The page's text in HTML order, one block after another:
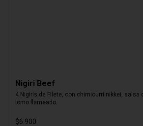
Nigiri Beef
4 Nigiris de Filete, con chimicurri nikkei, salsa
lomo flameado.
$6.900